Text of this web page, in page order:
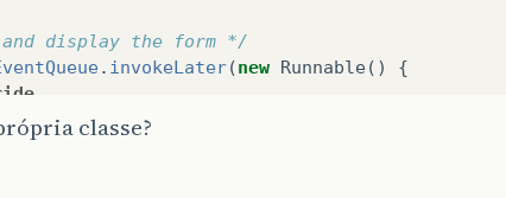
display the form */
. invokeLater(new Runnable()
{
void run
Server
classe?